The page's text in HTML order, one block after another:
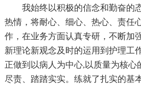
我始终以积极的信念和勤奋的
热情，将耐心、细心、热心、责任
作，在业务方面认真专研，不断加
新理论新观念及时的运用到护理工
正做到以病人为中心,以质量为核
尽责、踏踏实实。练就了扎实的基